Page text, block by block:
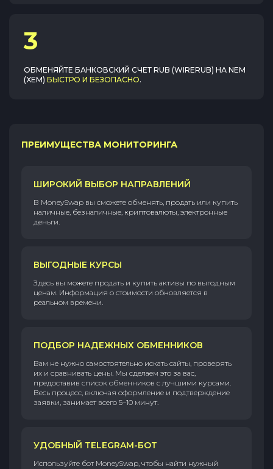
3
ОБМЕНЯЙТЕ БАНКОВСКИЙ СЧЕТ RUB (WIRERUB) НА NEM
(XEM) БЫСТРО И БЕЗОПАСНО.
ПРЕИМУЩЕСТВА МОНИТОРИНГА
ШИРОКИЙ ВЫБОР НАПРАВЛЕНИЙ
В MoneySwap вы сможете обменять, продать или купить
наличные, безналичные, криптовалюты, электронные
деньги.
ВЫГОДНЫЕ КУРСЫ
Здесь вы можете продать и купить активы по выгодным
ценам. Информация о стоимости обновляется в
реальном времени.
ПОДБОР НАДЕЖНЫХ ОБМЕННИКОВ
Вам не нужно самостоятельно искать сайты, проверять
их и сравнивать цены. Мы сделаем это за вас,
предоставив список обменников с лучшими курсами.
Весь процесс, включая оформление и подтверждение
заявки, занимает всего 5–10 минут.
УДОБНЫЙ TELEGRAM-БОТ
Используйте бот MoneySwap, чтобы найти нужный